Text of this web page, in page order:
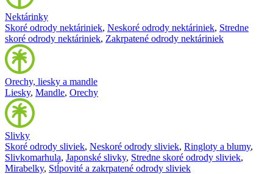
Nektárinky
Skoré odrody nektáriniek, Neskoré odrody nektáriniek, Stredne
skoré odrody nektáriniek, Zakrpatené odrody nektáriniek
Orechy, liesky a mandle
Liesky, Mandle, Orechy
Slivky
Skoré odrody sliviek, Neskoré odrody sliviek, Ringloty a blumy,
Slivkomarhula, Japonské slivky, Stredne skoré odrody sliviek,
Mirabelky, Stĺpovité a zakrpatené odrody sliviek